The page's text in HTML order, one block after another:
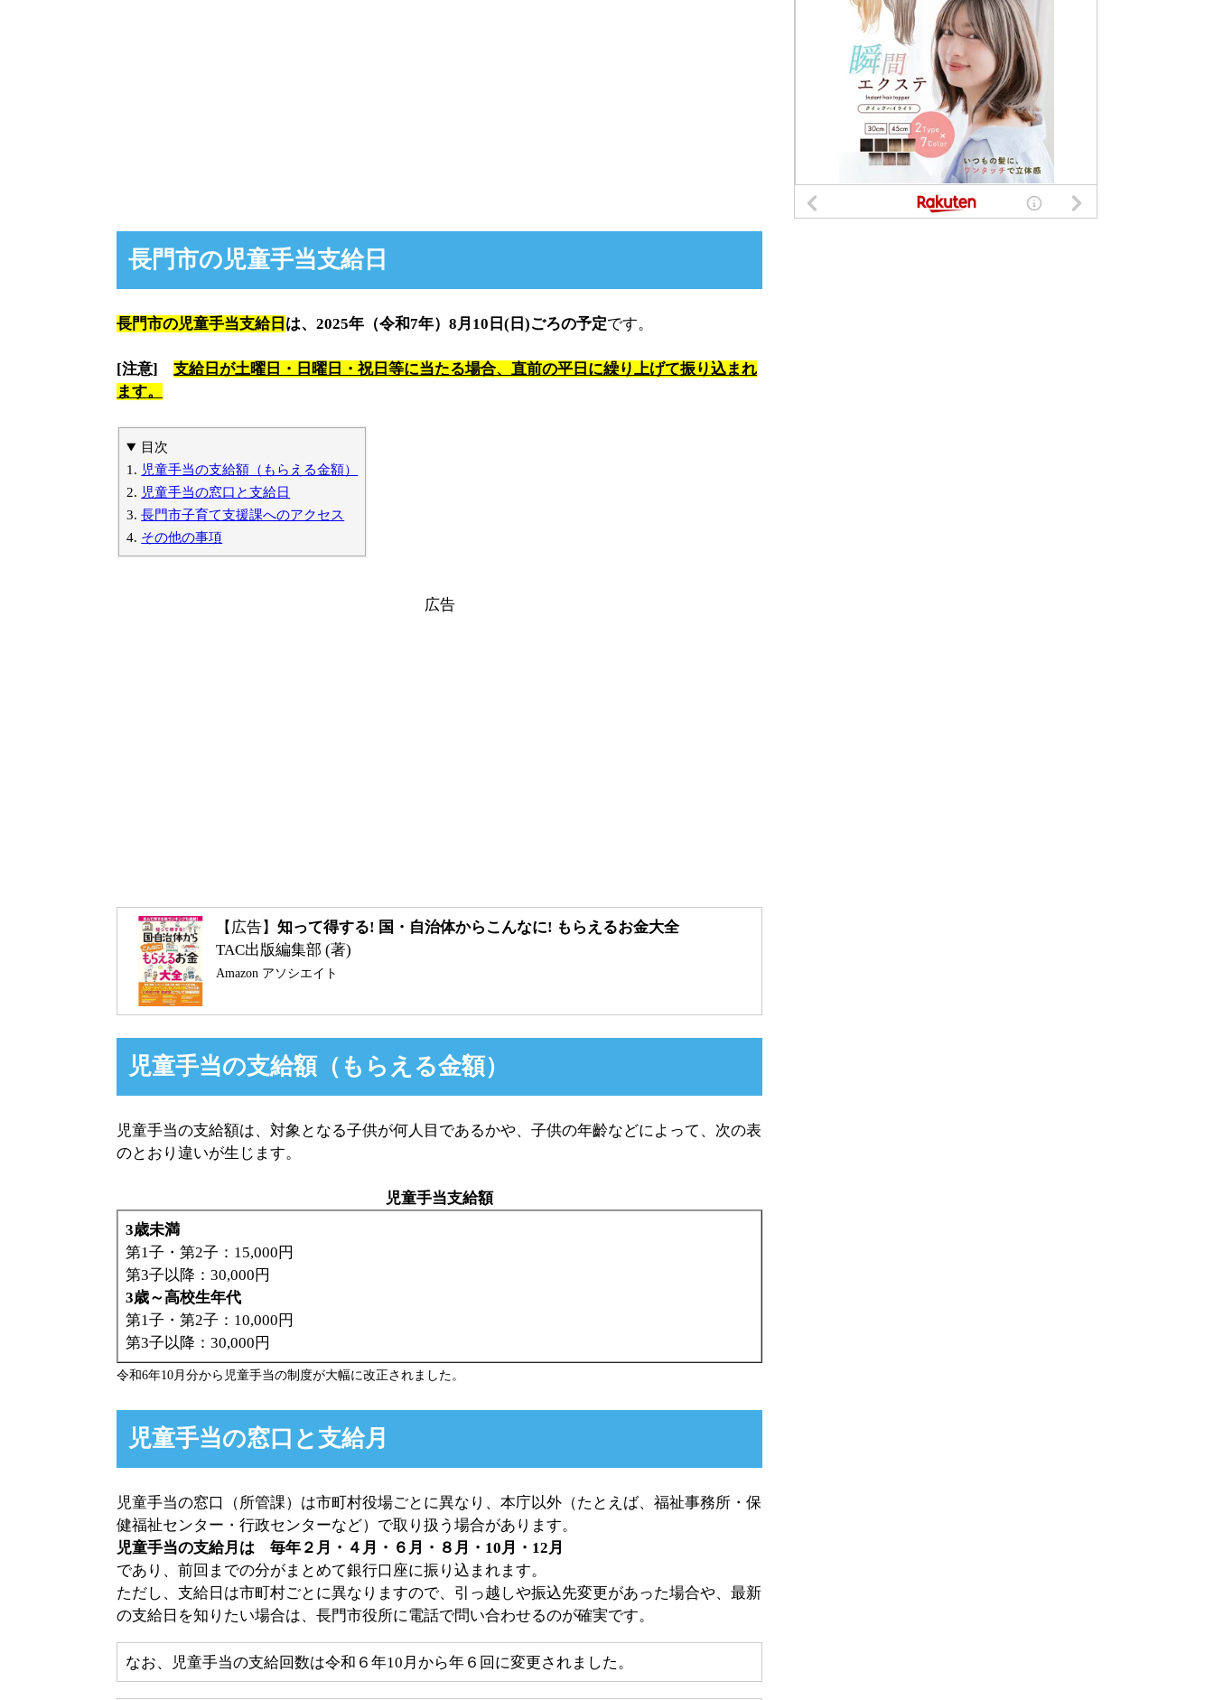
長門市の児童手当支給日
長門市の児童手当支給日 は、2025年（令和7年）8月10日(日)ごろの予定です。
[注意]
支給日が土曜日・日曜日・祝日等に当たる場合、直前の平日に繰り上げて振り込まれ
ます。
目次
児童手当の支給額（もらえる金額）
児童手当の窓口と支給日
長門市子育て支援課へのアクセス
その他の事項
【広告】 知って得する! 国・自治体からこんなに! もらえるお金大全
TAC出版編集部 (著)
Amazon アソシエイト
児童手当の支給額（もらえる金額）
児童手当の支給額は、対象となる子供が何人目であるかや、子供の年齡などによって、次の表
のとおり違いが生じます。
児童手当支給額
3歳未満
第1子・第2子：15,000円
第3子以降：30,000円
3歳～高校生年代
第1子・第2子：10,000円
第3子以降：30,000円
令和6年10月分から児童手当の制度が大幅に改正されました。
児童手当の窓口と支給月
児童手当の窓口（所管課）は市町村役場ごとに異なり、本庁以外（たとえば、福祉事務所・保
健福祉センター・行政センターなど）で取り扱う場合があります。
児童手当の支給月は 毎年２月・４月・６月・８月・10月・12月
であり、前回までの分がまとめて銀行口座に振り込まれます。
ただし、支給日は市町村ごとに異なりますので、引っ越しや振込先変更があった場合や、最新
の支給日を知りたい場合は、長門市役所に電話で問い合わせるのが確実です。
なお、児童手当の支給回数は令和６年10月から年６回に変更されました。